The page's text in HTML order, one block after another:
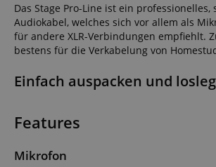
Das Stage Pro-Line ist ein professionelles,
Audiokabel, welches sich vor allem als
für andere XLR-Verbindungen empfiehlt.
bestens für die Verkabelung von
Einfach auspacken und
Features
Mikrofon